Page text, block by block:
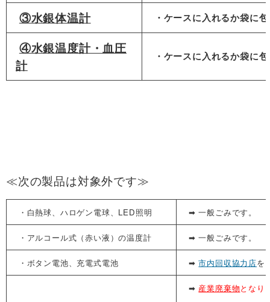
③水銀体温計 ・ケースに入れるか袋に
④水銀温度計・血圧
計
・ケースに入れるか袋に
≪次の製品は対象外です≫
・白熱球、ハロゲン電球、LED照明 ➡ 一般ごみです。
・アルコール式（赤い液）の温度計 ➡ 一般ごみです。
・ボタン電池、充電式電池 ➡市内回収協力店を
➡ 産業廃棄物となり